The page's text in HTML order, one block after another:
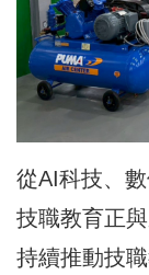
從AI科技、
技職教育正
持續推動技